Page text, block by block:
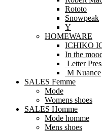
Rototo
Snowpeak
Y
HOMEWARE
ICHIKO
In the
Letter
M Nuance
SALES Femme
Mode
Womens shoes
SALES Homme
Mode homme
Mens shoes